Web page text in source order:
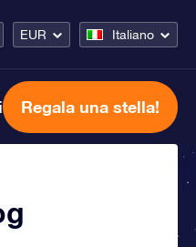
EUR Italiano
Regala una stella!